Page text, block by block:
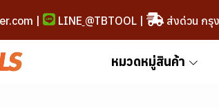
| LINE @TBTOOL| ส่งด่วน กรุ
หมวดหมู่สินค้า